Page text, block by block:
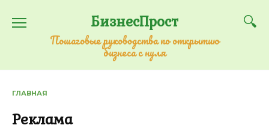
содержанию
БизнесПрост
Пошаговые руководства по открытию
бизнеса с нуля
ГЛАВНАЯ
Реклама